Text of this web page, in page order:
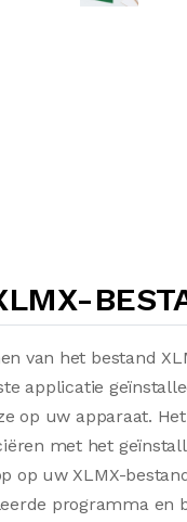
van het bestand
applicatie
op uw apparaat.
met het
op uw XLMX-
programma en